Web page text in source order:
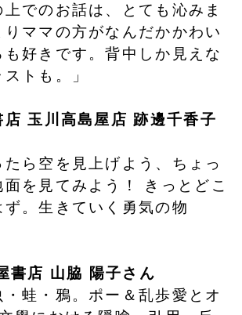
でのお話は、とても沁みま
りママの方がなんだかかわい
も好きです。背中しか見えな
トも。」
玉川高島屋店 跡邊千香子
たら空を見上げよう、ちょっ
面を見てみよう！ きっとどこ
。生きていく勇気の物
書店 山脇 陽子さん
・蛙・鴉。ポー＆乱歩愛とオ